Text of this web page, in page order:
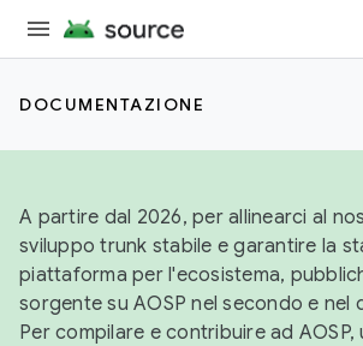
DOCUMENTAZIONE
A partire dal 2026, per allinearci al
sviluppo trunk stabile e garantire la
piattaforma per l'ecosistema,
sorgente su AOSP nel secondo e nel
Per compilare e contribuire ad AOSP,